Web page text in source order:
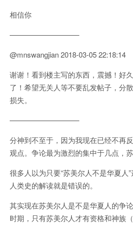
相信你
—————————–
@mnswangjian 2018-03-05 22:18:14
谢谢！看到楼主写的东西，震撼！好
了！希望无关人等不要乱发帖子，分
损失。
—————————–
分神到不至于，因为我现在已经不再
观点。争论最为激烈的集中于几点，
很多人以为只要“苏美尔人不是华夏人
人类史的解读就是错误的。
其实现在苏美尔人是不是华夏人的争
时期，只有苏美尔人才有资格和神族